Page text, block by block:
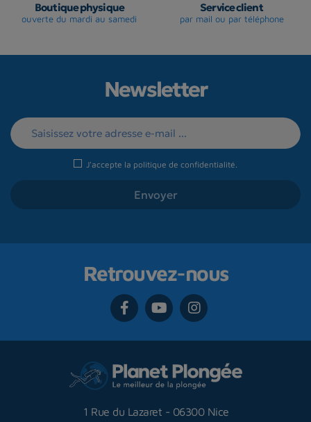
Boutique physique
ouverte du mardi au samedi
Service client
par mail ou par téléphone
Newsletter
J'accepte la politique de confidentialité.
Retrouvez-nous
1 Rue du Lazaret - 06300 Nice